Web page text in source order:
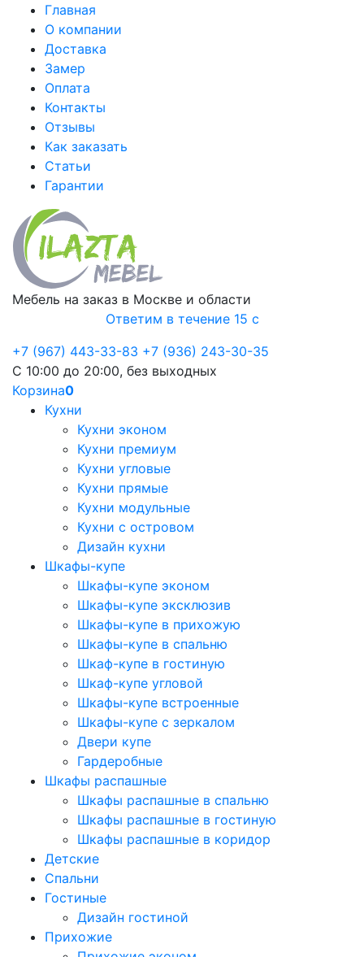
Главная
О компании
Доставка
Замер
Оплата
Контакты
Отзывы
Как заказать
Статьи
Гарантии
Мебель на заказ в Москве и области
Ответим в течение 15 с
+7 (967) 443-33-83 +7 (936) 243-30-35
С 10:00 до 20:00, без выходных
Корзина0
Кухни
Кухни эконом
Кухни премиум
Кухни угловые
Кухни прямые
Кухни модульные
Кухни с островом
Дизайн кухни
Шкафы-купе
Шкафы-купе эконом
Шкафы-купе эксклюзив
Шкафы-купе в прихожую
Шкафы-купе в спальню
Шкаф-купе в гостиную
Шкаф-купе угловой
Шкафы-купе встроенные
Шкафы-купе с зеркалом
Двери купе
Гардеробные
Шкафы распашные
Шкафы распашные в спальню
Шкафы распашные в гостиную
Шкафы распашные в коридор
Детские
Спальни
Гостиные
Дизайн гостиной
Прихожие